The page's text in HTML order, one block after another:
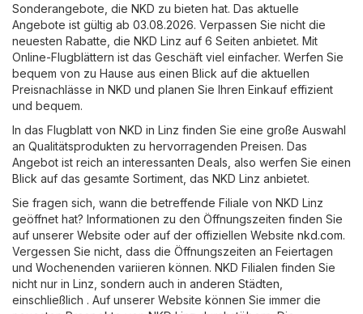
Sonderangebote, die NKD zu bieten hat. Das aktuelle
Angebote ist gültig ab 03.08.2026. Verpassen Sie nicht die
neuesten Rabatte, die NKD Linz auf 6 Seiten anbietet. Mit
Online-Flugblättern ist das Geschäft viel einfacher. Werfen Sie
bequem von zu Hause aus einen Blick auf die aktuellen
Preisnachlässe in NKD und planen Sie Ihren Einkauf effizient
und bequem.
In das Flugblatt von NKD in Linz finden Sie eine große Auswahl
an Qualitätsprodukten zu hervorragenden Preisen. Das
Angebot ist reich an interessanten Deals, also werfen Sie einen
Blick auf das gesamte Sortiment, das NKD Linz anbietet.
Sie fragen sich, wann die betreffende Filiale von NKD Linz
geöffnet hat? Informationen zu den Öffnungszeiten finden Sie
auf unserer Website oder auf der offiziellen Website nkd.com.
Vergessen Sie nicht, dass die Öffnungszeiten an Feiertagen
und Wochenenden variieren können. NKD Filialen finden Sie
nicht nur in Linz, sondern auch in anderen Städten,
einschließlich . Auf unserer Website können Sie immer die